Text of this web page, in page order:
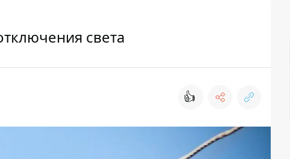
света
👍